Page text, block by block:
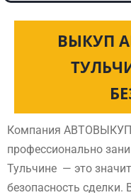
ВЫКУП
Компания АВТОВЫКУП
профессионально
Тульчине — это
безопасность